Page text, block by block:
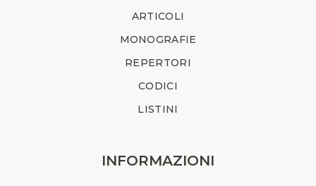
ARTICOLI
MONOGRAFIE
REPERTORI
CODICI
LISTINI
INFORMAZIONI